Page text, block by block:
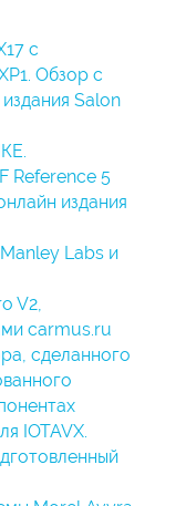
с
Обзор с
Salon
Reference 5
издания
Labs и
V2,
carmus.ru
сделанного
IOTAVX.